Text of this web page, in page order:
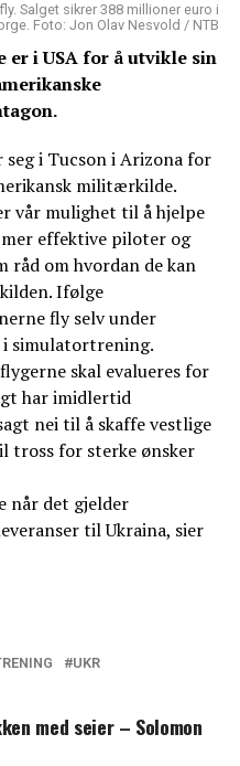
Salget sikrer 388 millioner euro i
Foto: Jon Olav Nesvold / NTB
i USA for å utvikle sin
i Tucson i Arizona for
militærkilde.
vår mulighet til å hjelpe
effektive piloter og
råd om hvordan de kan
Ifølge
fly selv under
i simulatortrening.
skal evalueres for
har imidlertid
nei til å skaffe vestlige
tross for sterke ønsker
når det gjelder
til Ukraina, sier
UKR
med seier – Solomon